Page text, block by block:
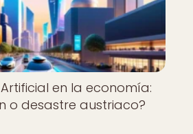
en la economía:
o desastre austriaco?